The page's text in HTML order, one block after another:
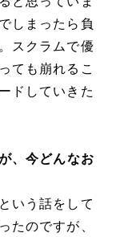
しまったら負
スクラムで優
ても崩れるこ
ドしていきた
、今どんなお
いう話をして
たのですが、